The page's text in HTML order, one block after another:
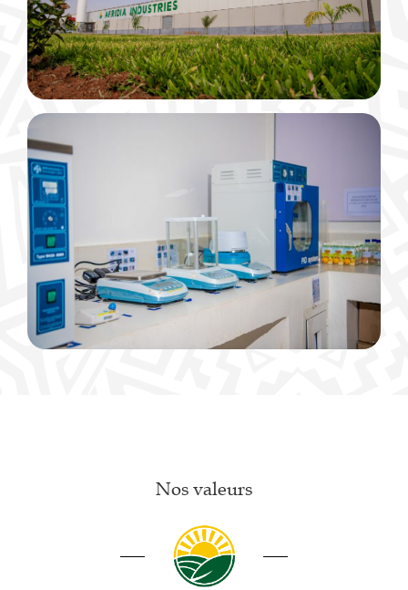
Nos valeurs